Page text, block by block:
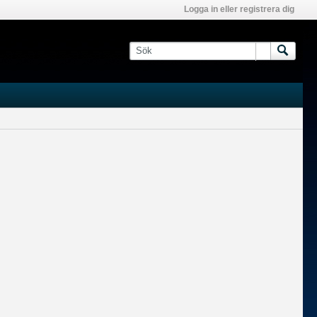
Logga in eller registrera dig